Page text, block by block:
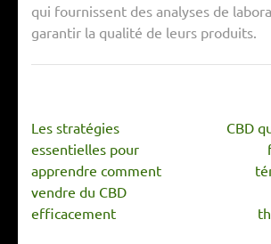
qui fournissent des analyses de
garantir la qualité de leurs produits.
Navigation
de
l’article
Les stratégies
essentielles pour
apprendre comment
vendre du CBD
efficacement
CBD